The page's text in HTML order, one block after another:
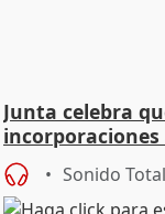
Junta celebra
jóvenes
Sonido